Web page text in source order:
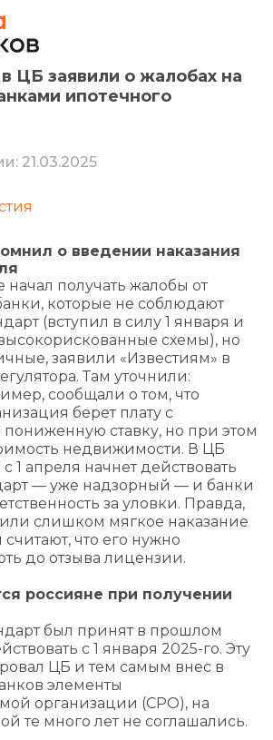
ЦБ заявили о жалобах на
ипотечного
21.03.2025
о введении наказания
начал получать жалобы от
которые не соблюдают
(вступил в силу 1 января и
схемы), но
заявили «Известиям» в
Там уточнили:
сообщали о том, что
берет плату с
пониженную ставку, но при этом
недвижимости. В ЦБ
1 апреля начнет действовать
— уже надзорный — и банки
за уловки. Правда,
слишком мягкое наказание
что его нужно
до отзыва лицензии.
россияне при получении
был принят в прошлом
с 1 января 2025-го. Эту
ЦБ и тем самым внес в
элементы
организации (СРО), на
те много лет не соглашались.